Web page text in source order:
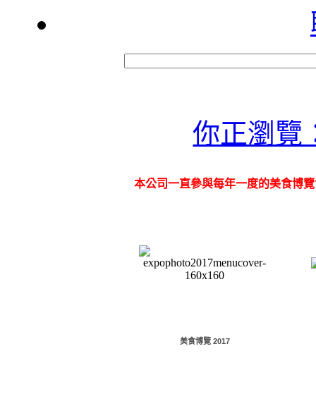
你正瀏覽
本公司一直參與每年一度的美食博
美食博覽 2017